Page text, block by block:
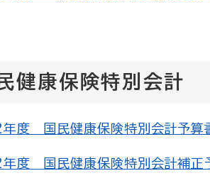
健康保険特別会計
度 国民健康保険特別会計予算
度 国民健康保険特別会計補正